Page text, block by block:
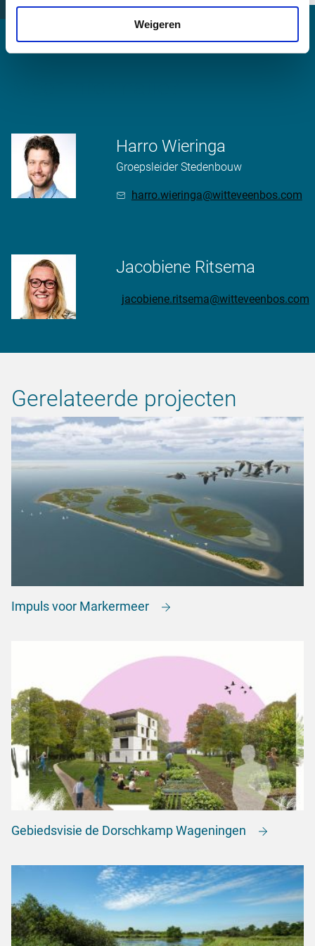
Weigeren
Harro Wieringa
Groepsleider Stedenbouw
harro.wieringa@witteveenbos.com
Jacobiene Ritsema
jacobiene.ritsema@witteveenbos.com
Gerelateerde projecten
Impuls voor Markermeer
Gebiedsvisie de Dorschkamp Wageningen